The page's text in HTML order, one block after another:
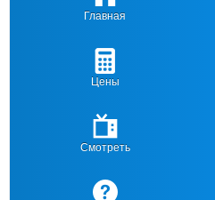
Главная
Цены
Смотреть